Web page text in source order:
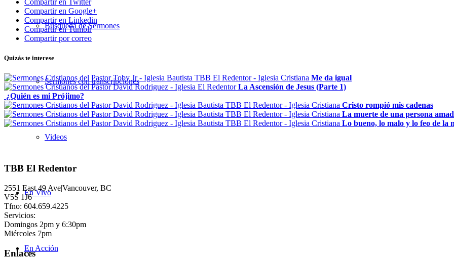
Búsqueda de Sermones
Sermones con transcripciones
Videos
En Vivo
En Acción
Compartir en Twitter
Compartir en Google+
Compartir en Linkedin
Compartir en Tumblr
Compartir por correo
Quizás te interese
Me da igual
La Ascensión de Jesus (Parte 1)
¿Quién es mi Prójimo?
Cristo rompió mis cadenas
La muerte de una persona
Lo bueno, lo malo y lo feo de la
TBB El Redentor
2551 East 49 Ave|Vancouver, BC
V5S 1J6
Tfno: 604.659.4225
Servicios:
Domingos 2pm y 6:30pm
Miércoles 7pm
Enlaces